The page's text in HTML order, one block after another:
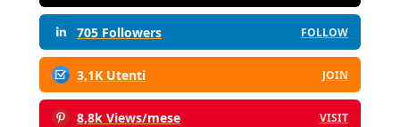
705 Followers FOLLOW
3,1K Utenti JOIN
8,8k Views/mese VISIT